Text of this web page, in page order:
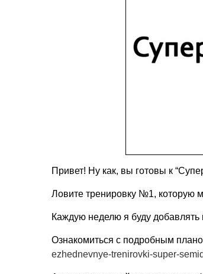
Привет! Ну как, вы готовы к
Ловите тренировку №1, которую
Каждую неделю я буду добавлять
Ознакомиться с подробным
ezhednevnye-trenirovki-super-